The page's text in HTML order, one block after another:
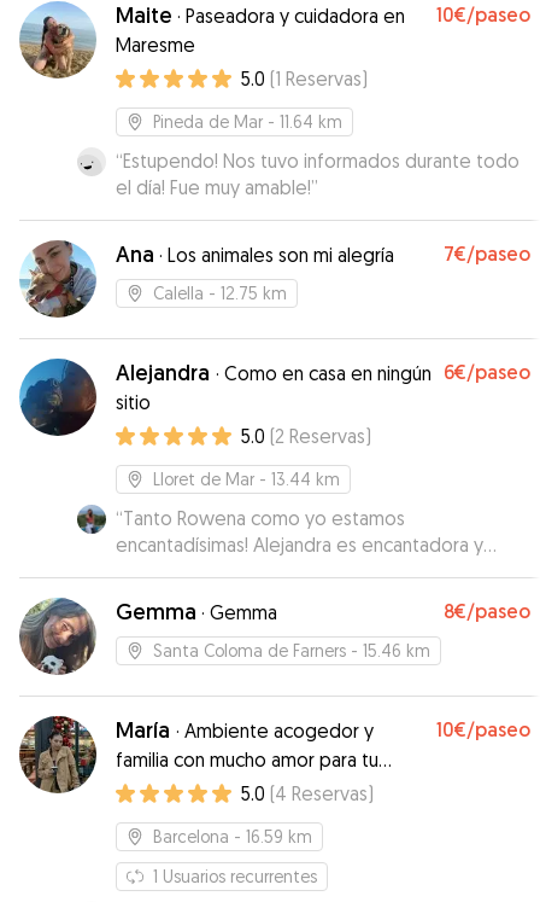
Maite · Paseadora y cuidadora en
Maresme
10€/paseo
5.0 (1 Reservas)
Pineda de Mar - 11.64 km
“Estupendo! Nos tuvo informados durante todo
el día! Fue muy amable!”
Ana · Los animales son mi alegría 7€/paseo
Calella - 12.75 km
Alejandra · Como en casa en ningún
sitio
6€/paseo
5.0 (2 Reservas)
Lloret de Mar - 13.44 km
“Tanto Rowena como yo estamos
encantadísimas! Alejandra es encantadora y
Agua una perrita muy buena que se ha adaptado
genial a que le invadan su casita! Rowena ha
estado muy bien cuidada y feliz, Alejandra se ha
encargado de darle muchos paseos por el pipi
estado super pendiente de sus necesidades y
me ha informado de todo y diariamente. Me ha
mandado muchas fotos y vídeos todos los días
y me ha escrito a menudo lo cuál me ha dado
mucha tranquilidad. La recomiendo al 100%!!
Gemma · Gemma 8€/paseo
Santa Coloma de Farners - 15.46 km
María · Ambiente acogedor y
familia con mucho amor para tu
mascota
10€/paseo
5.0 (4 Reservas)
Barcelona - 16.59 km
1 Usuarios recurrentes